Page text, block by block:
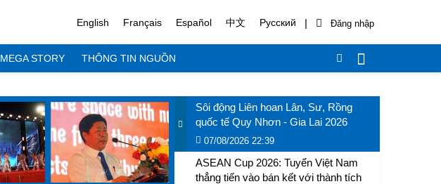
English Français Español 中文 Русский |
MEGA STORY THÔNG TIN NGUỒN
Sôi động Liên hoan Lân, Sư, Rồng
quốc tế Quy Nhơn - Gia Lai 2026
07/08/2026 22:39
ASEAN Cup 2026: Tuyển Việt Nam
thẳng tiến vào bán kết với thành tích